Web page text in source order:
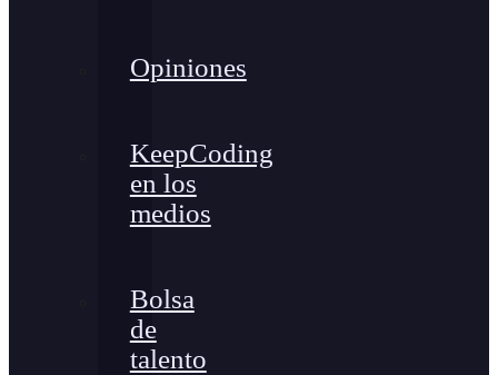
Opiniones
KeepCoding
en los
medios
Bolsa
de
talento